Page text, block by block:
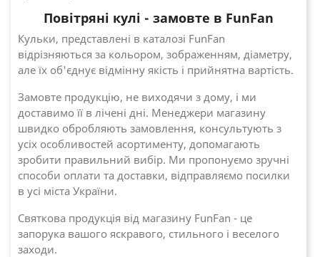
Повітряні кулі - замовте в FunFan
Кульки, представлені в каталозі FunFan
відрізняються за кольором, зображенням, діаметру,
але їх об'єднує відмінну якість і прийнятна вартість.
Замовте продукцію, не виходячи з дому, і ми
доставимо її в лічені дні. Менеджери магазину
швидко обробляють замовлення, консультують з
усіх особливостей асортименту, допомагають
зробити правильний вибір. Ми пропонуємо зручні
способи оплати та доставки, відправляємо посилки
в усі міста України.
Святкова продукція від магазину FunFan - це
запорука вашого яскравого, стильного і веселого
заходи.